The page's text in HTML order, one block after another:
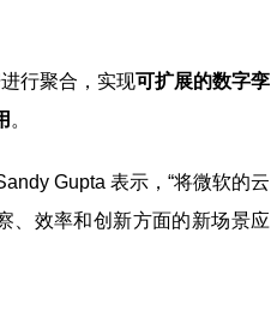
行聚合，实现可扩展的数字孪
。
Gupta 表示，“将微软的云
、效率和创新方面的新场景应